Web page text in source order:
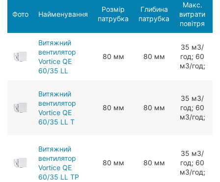
Фото Найменування
Розмір
патрубка
Глибина
патрубка
Макс.
витрати
повітря
Витяжний
вентилятор
Vortice QE
60/35 LL
80 мм 80 мм
З5 мЗ/
год; 60
мЗ/год;
Витяжний
вентилятор
Vortice QE
60/35 LL T
80 мм 80 мм
З5 мЗ/
год; 60
мЗ/год;
Витяжний
вентилятор
Vortice QE
60/35 LL TP
80 мм 80 мм
З5 мЗ/
год; 60
мЗ/год;